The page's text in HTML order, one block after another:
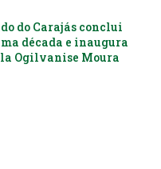
do Carajás conclui
década e inaugura
Ogilvanise Moura